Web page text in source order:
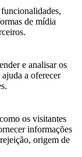
de mídia
e analisar os
a oferecer
os visitantes
informações
origem de